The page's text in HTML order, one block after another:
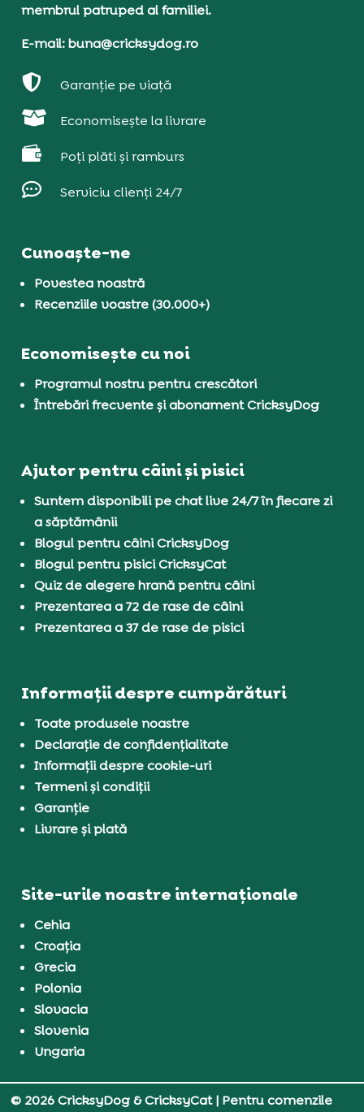
membrul patruped al familiei.
E-mail: buna@cricksydog.ro
 Garanție pe viață
 Economisește la livrare
 Poți plăti și ramburs
 Serviciu clienți 24/7
Cunoaște-ne
Povestea noastră
Recenziile voastre (30.000+)
Economisește cu noi
Programul nostru pentru crescători
Întrebări frecvente și abonament CricksyDog
Ajutor pentru câini și pisici
Suntem disponibili pe chat live 24/7 în fiecare zi
a săptămânii
Blogul pentru câini CricksyDog
Blogul pentru pisici CricksyCat
Quiz de alegere hrană pentru câini
Prezentarea a 72 de rase de câini
Prezentarea a 37 de rase de pisici
Informații despre cumpărături
Toate produsele noastre
Declarație de confidențialitate
Informații despre cookie-uri
Termeni și condiții
Garanție
Livrare și plată
Site-urile noastre internaționale
Cehia
Croația
Grecia
Polonia
Slovacia
Slovenia
Ungaria
© 2026 CricksyDog & CricksyCat| Pentru comenzile